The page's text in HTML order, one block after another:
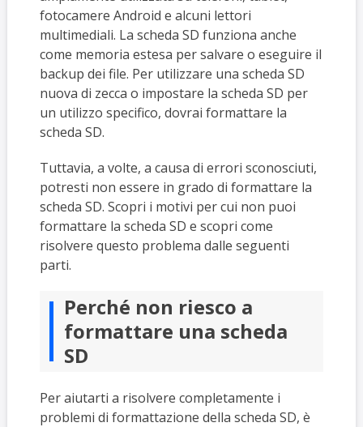
fotocamere Android e alcuni lettori
multimediali. La scheda SD funziona anche
come memoria estesa per salvare o eseguire il
backup dei file. Per utilizzare una scheda SD
nuova di zecca o impostare la scheda SD per
un utilizzo specifico, dovrai formattare la
scheda SD.
Tuttavia, a volte, a causa di errori sconosciuti,
potresti non essere in grado di formattare la
scheda SD. Scopri i motivi per cui non puoi
formattare la scheda SD e scopri come
risolvere questo problema dalle seguenti
parti.
Perché non riesco a
formattare una scheda
SD
Per aiutarti a risolvere completamente i
problemi di formattazione della scheda SD, è